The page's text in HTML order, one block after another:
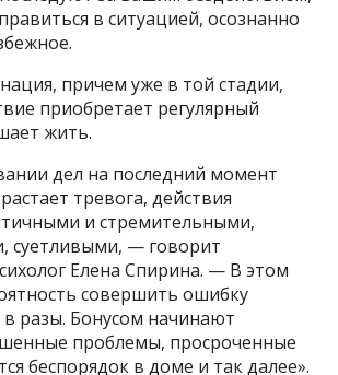
в ситуацией, осознанно
причем уже в той стадии,
приобретает регулярный
жить.
дел на последний момент
тревога, действия
и стремительными,
суетливыми, — говорит
Елена Спирина. — В этом
совершить ошибку
в разы. Бонусом начинают
проблемы, просроченные
беспорядок в доме и так далее».